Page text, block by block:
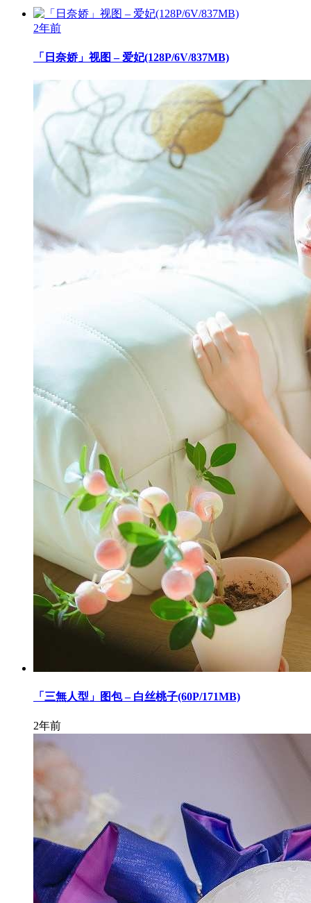
2年前
「日奈娇」视图 – 爱妃(128P/6V/837MB)
「三無人型」图包 – 白丝桃子(60P/171MB)
2年前